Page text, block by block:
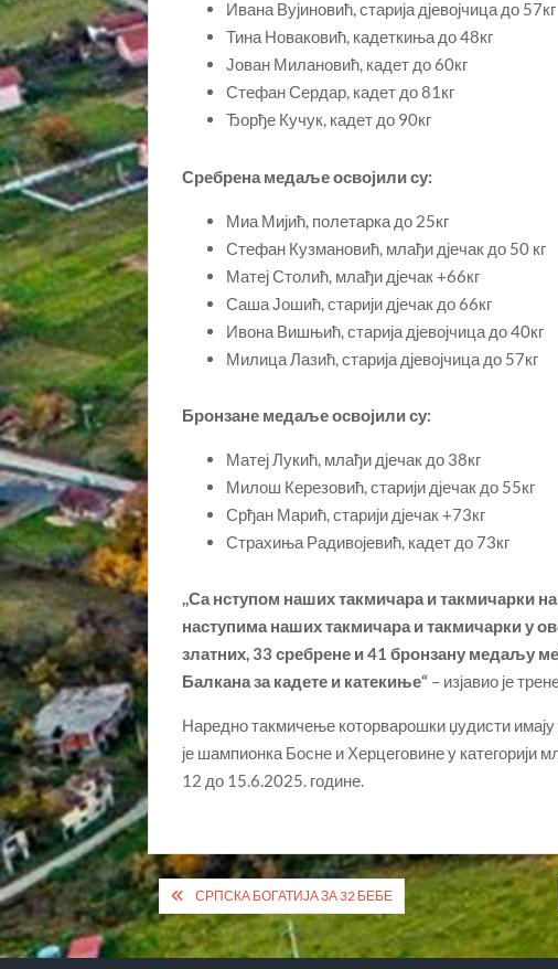
Ивана Вујиновић, старија дјевојчица до 57кг
Тина Новаковић, кадеткиња до 48кг
Јован Милановић, кадет до 60кг
Стефан Сердар, кадет до 81кг
Ђорђе Кучук, кадет до 90кг
Сребрена медаље освојили су:
Миа Мијић, полетарка до 25кг
Стефан Кузмановић, млађи дјечак до 50 кг
Матеј Столић, млађи дјечак +66кг
Саша Јошић, старији дјечак до 66кг
Ивона Вишњић, старија дјевојчица до 40кг
Милица Лазић, старија дјевојчица до 57кг
Бронзане медаље освојили су:
Матеј Лукић, млађи дјечак до 38кг
Милош Керезовић, старији дјечак до 55кг
Срђан Марић, старији дјечак +73кг
Страхиња Радивојевић, кадет до 73кг
,,Са нступом наших такмичара и такмичарки
наступима наших такмичара и такмичарки у
златних, 33 сребрене и 41 бронзану медаљу
Балкана за кадете и катекиње“ – изјавио је
Наредно такмичење которварошки џудисти
је шампионка Босне и Херцеговине у категорији
12 до 15.6.2025. године.
Кретање
чланка
СРПСКА БОГАТИЈА ЗА 32 БЕБЕ